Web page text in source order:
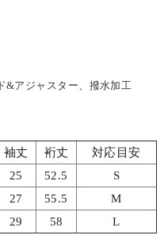
&アジャスター、撥水加工
袖丈 裄丈
対応目安
25 52.5
S
27 55.5
M
29 58 L